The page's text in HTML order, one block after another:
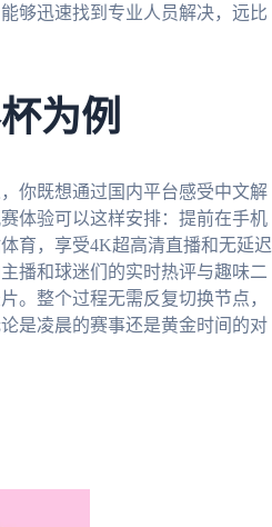
够迅速找到专业人员解决，远比
为例
你既想通过国内平台感受中文解
体验可以这样安排：提前在手机
育，享受4K超高清直播和无延迟
播和球迷们的实时热评与趣味二
。整个过程无需反复切换节点，
是凌晨的赛事还是黄金时间的对